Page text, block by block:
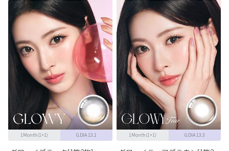
ヘーゼル
グリーン
ピンク
透明
乱視用
ハロウィンカラコン
レビュー
1Month(1+1) G.DIA 13.1 1Month(1+1) G.DIA 13.3